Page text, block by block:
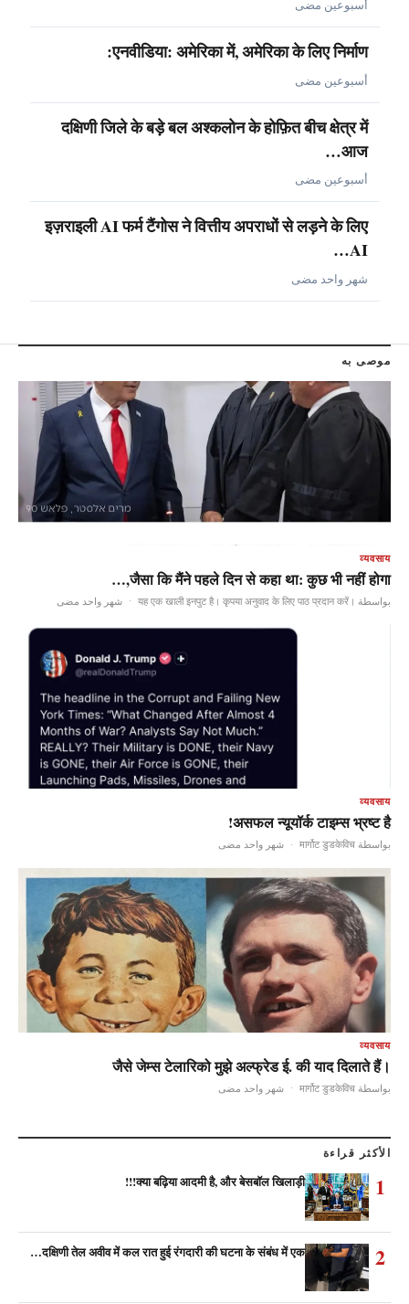
أسبوعين مضى
एनवीडिया: अमेरिका में, अमेरिका के लिए निर्माण:
أسبوعين مضى
दक्षिणी जिले के बड़े बल अश्कलोन के होफ़ित बीच क्षेत्र में
आज…
أسبوعين مضى
इज़राइली AI फर्म टैंगोस ने वित्तीय अपराधों से लड़ने के लिए
AI…
شهر واحد مضى
موصى به
व्यवसाय
जैसा कि मैंने पहले दिन से कहा था: कुछ भी नहीं होगा,…
بواسطة यह एक खाली इनपुट है। कृपया अनुवाद के लिए पाठ प्रदान करें। · شهر واحد مضى
व्यवसाय
असफल न्यूयॉर्क टाइम्स भ्रष्ट है!
بواسطة मार्गोट डुडकेविच · شهر واحد مضى
व्यवसाय
जैसे जेम्स टेलारिको मुझे अल्फ्रेड ई. की याद दिलाते हैं।
بواسطة मार्गोट डुडकेविच · شهر واحد مضى
الأكثر قراءة
1
क्या बढ़िया आदमी है, और बेसबॉल खिलाड़ी!!!
2
दक्षिणी तेल अवीव में कल रात हुई रंगदारी की घटना के संबंध में एक…